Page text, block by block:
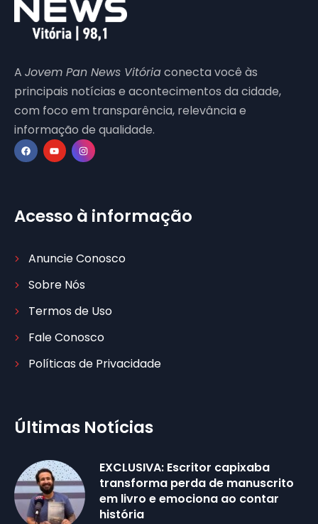
A Jovem Pan News Vitóriaconecta você às
principais notícias e acontecimentos da cidade,
com foco em transparência, relevância e
informação de qualidade.
Acesso à informação
Anuncie Conosco
Sobre Nós
Termos de Uso
Fale Conosco
Políticas de Privacidade
Últimas Notícias
EXCLUSIVA: Escritor capixaba
transforma perda de manuscrito
em livro e emociona ao contar
história